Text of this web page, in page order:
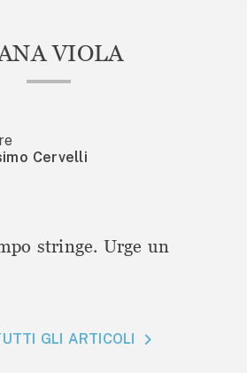
VIOLA
Cervelli
stringe. Urge un
GLI ARTICOLI